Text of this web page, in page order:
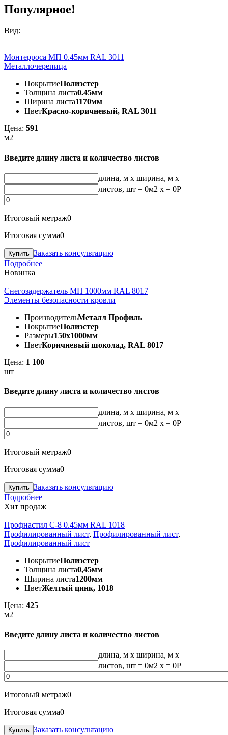
Популярное!
Вид:
Монтерроса МП 0.45мм RAL 3011
Металлочерепица
ПокрытиеПолиэстер
Толщина листа0.45мм
Ширина листа1170мм
ЦветКрасно-коричневый, RAL 3011
Цена: 591
м2
Введите длину листа и количество листов
длина, м x ширина, м x
листов, шт = 0м2 x = 0Р
Итоговый метраж0
Итоговая сумма0
Заказать консультацию
Подробнее
Новинка
Снегозадержатель МП 1000мм RAL 8017
Элементы безопасности кровли
ПроизводительМеталл Профиль
ПокрытиеПолиэстер
Размеры150х1000мм
ЦветКоричневый шоколад, RAL 8017
Цена: 1 100
шт
Введите длину листа и количество листов
длина, м x ширина, м x
листов, шт = 0м2 x = 0Р
Итоговый метраж0
Итоговая сумма0
Заказать консультацию
Подробнее
Хит продаж
Профнастил С-8 0.45мм RAL 1018
Профилированный лист, Профилированный лист,
Профилированный лист
ПокрытиеПолиэстер
Толщина листа0,45мм
Ширина листа1200мм
ЦветЖелтый цинк, 1018
Цена: 425
м2
Введите длину листа и количество листов
длина, м x ширина, м x
листов, шт = 0м2 x = 0Р
Итоговый метраж0
Итоговая сумма0
Заказать консультацию